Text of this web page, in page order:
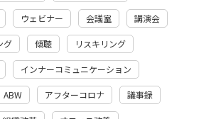
ウェビナー 会議室 講演会
グ 傾聴 リスキリング
インナーコミュニケーション
ABW アフターコロナ 議事録